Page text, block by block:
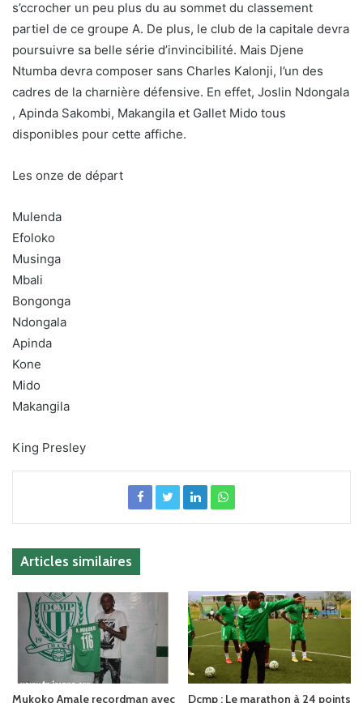
s’ccrocher un peu plus du au sommet du classement
partiel de ce groupe A. De plus, le club de la capitale devra
poursuivre sa belle série d’invincibilité. Mais Djene
Ntumba devra composer sans Charles Kalonji, l’un des
cadres de la charnière défensive. En effet, Joslin Ndongala
, Apinda Sakombi, Makangila et Gallet Mido tous
disponibles pour cette affiche.
Les onze de départ
Mulenda
Efoloko
Musinga
Mbali
Bongonga
Ndongala
Apinda
Kone
Mido
Makangila
King Presley
Articles similaires
Mukoko Amale recordman avec Dcmp : Le marathon à 24 points